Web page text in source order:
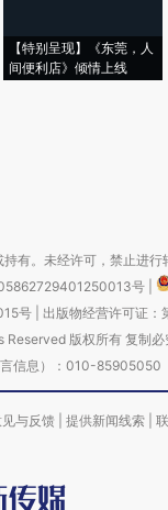
【特别呈现】《东莞，人
间便利店》倾情上线
有。未经许可，禁止进行
号
号| 出版物经营许可证：
版权所有 复制必
言信息）：010-
与反馈 提供新闻线索